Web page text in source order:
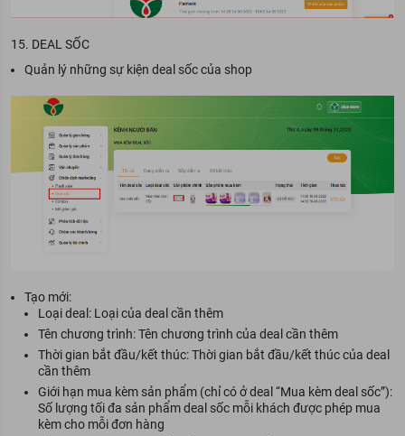
15. DEAL SỐC
Quản lý những sự kiện deal sốc của shop
Tạo mới:
Loại deal: Loại của deal cần thêm
Tên chương trình: Tên chương trình của deal cần thêm
Thời gian bắt đầu/kết thúc: Thời gian bắt đầu/kết thúc của deal
cần thêm
Giới hạn mua kèm sản phẩm (chỉ có ở deal “Mua kèm deal sốc”):
Số lượng tối đa sản phẩm deal sốc mỗi khách được phép mua
kèm cho mỗi đơn hàng